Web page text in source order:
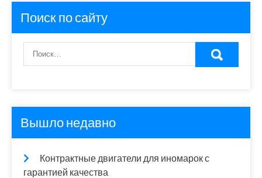
Поиск по сайту
Вышло недавно
Контрактные двигатели для иномарок с
гарантией качества